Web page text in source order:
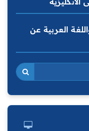
العربية عن